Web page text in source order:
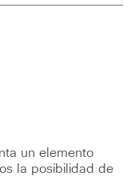
un elemento
la posibilidad de